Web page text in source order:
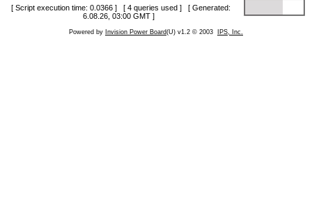
[ Script execution time: 0.0366 ] [ 4 queries used ] [ Generated:
6.08.26, 03:00 GMT ]
Powered by Invision Power Board(U) v1.2 © 2003 IPS, Inc.